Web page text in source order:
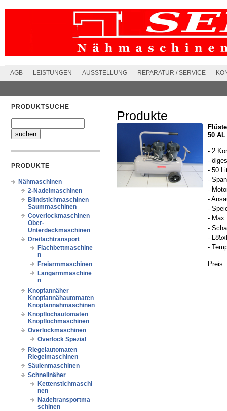
AGB LEISTUNGEN AUSSTELLUNG REPARATUR / SERVICE
PRODUKTSUCHE
PRODUKTE
Nähmaschinen
2-Nadelmaschinen
Blindstichmaschinen
Saummaschinen
Coverlockmaschinen
Ober-
Unterdeckmaschinen
Dreifachtransport
Flachbettmaschine
n
Freiarmmaschinen
Langarmmaschine
n
Knopfannäher
Knopfannähautomaten
Knopfannähmaschinen
Knopflochautomaten
Knopflochmaschinen
Overlockmaschinen
Overlock Spezial
Riegelautomaten
Riegelmaschinen
Säulenmaschinen
Schnellnäher
Kettenstichmaschi
nen
Nadeltransportma
schinen
Produkte
50 AL
- 2
-
- 50
-
-
-
-
-
-
-
-
Preis: